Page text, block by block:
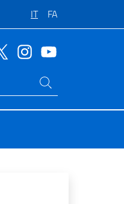
IT FA